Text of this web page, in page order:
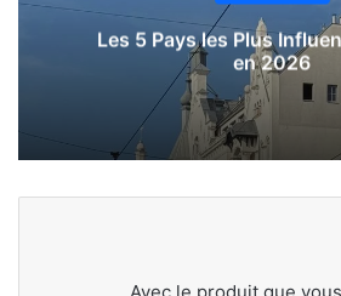
Les 5 Pays les Plus
en 2026